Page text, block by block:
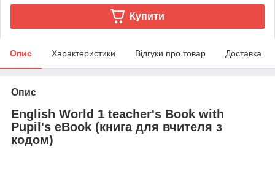
Купити
Опис Характеристики Відгуки про товар Доставка
Опис
English World 1 teacher's Book with
Pupil's eBook (книга для вчителя з
кодом)